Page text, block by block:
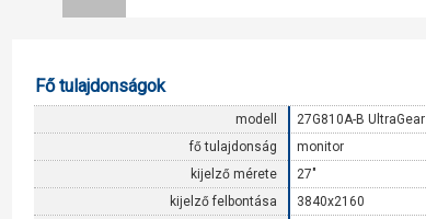
Fő tulajdonságok
modell
27G810A-B UltraGear
fő tulajdonság
monitor
kijelző mérete
27"
kijelző felbontása
3840x2160